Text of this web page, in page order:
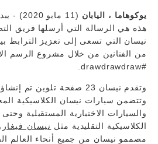
يوكوهاما ، اليابان
(11
هذه هي الرسالة التي أرسلها فريق
نيسان التي تسعى إلى تعزيز الترابط
من الفنانين من خلال مشروع الرسم
#drawdrawdraw.
وتقدم نيسان 23 صفحة تلوين
وتتضمن سيارات نيسان الكلاسيكية
والسيارات الاختبارية المستقبلية
الكلاسيكية التقليدية مثل نيسان
مصممو نيسان من جميع أنحاء العالم